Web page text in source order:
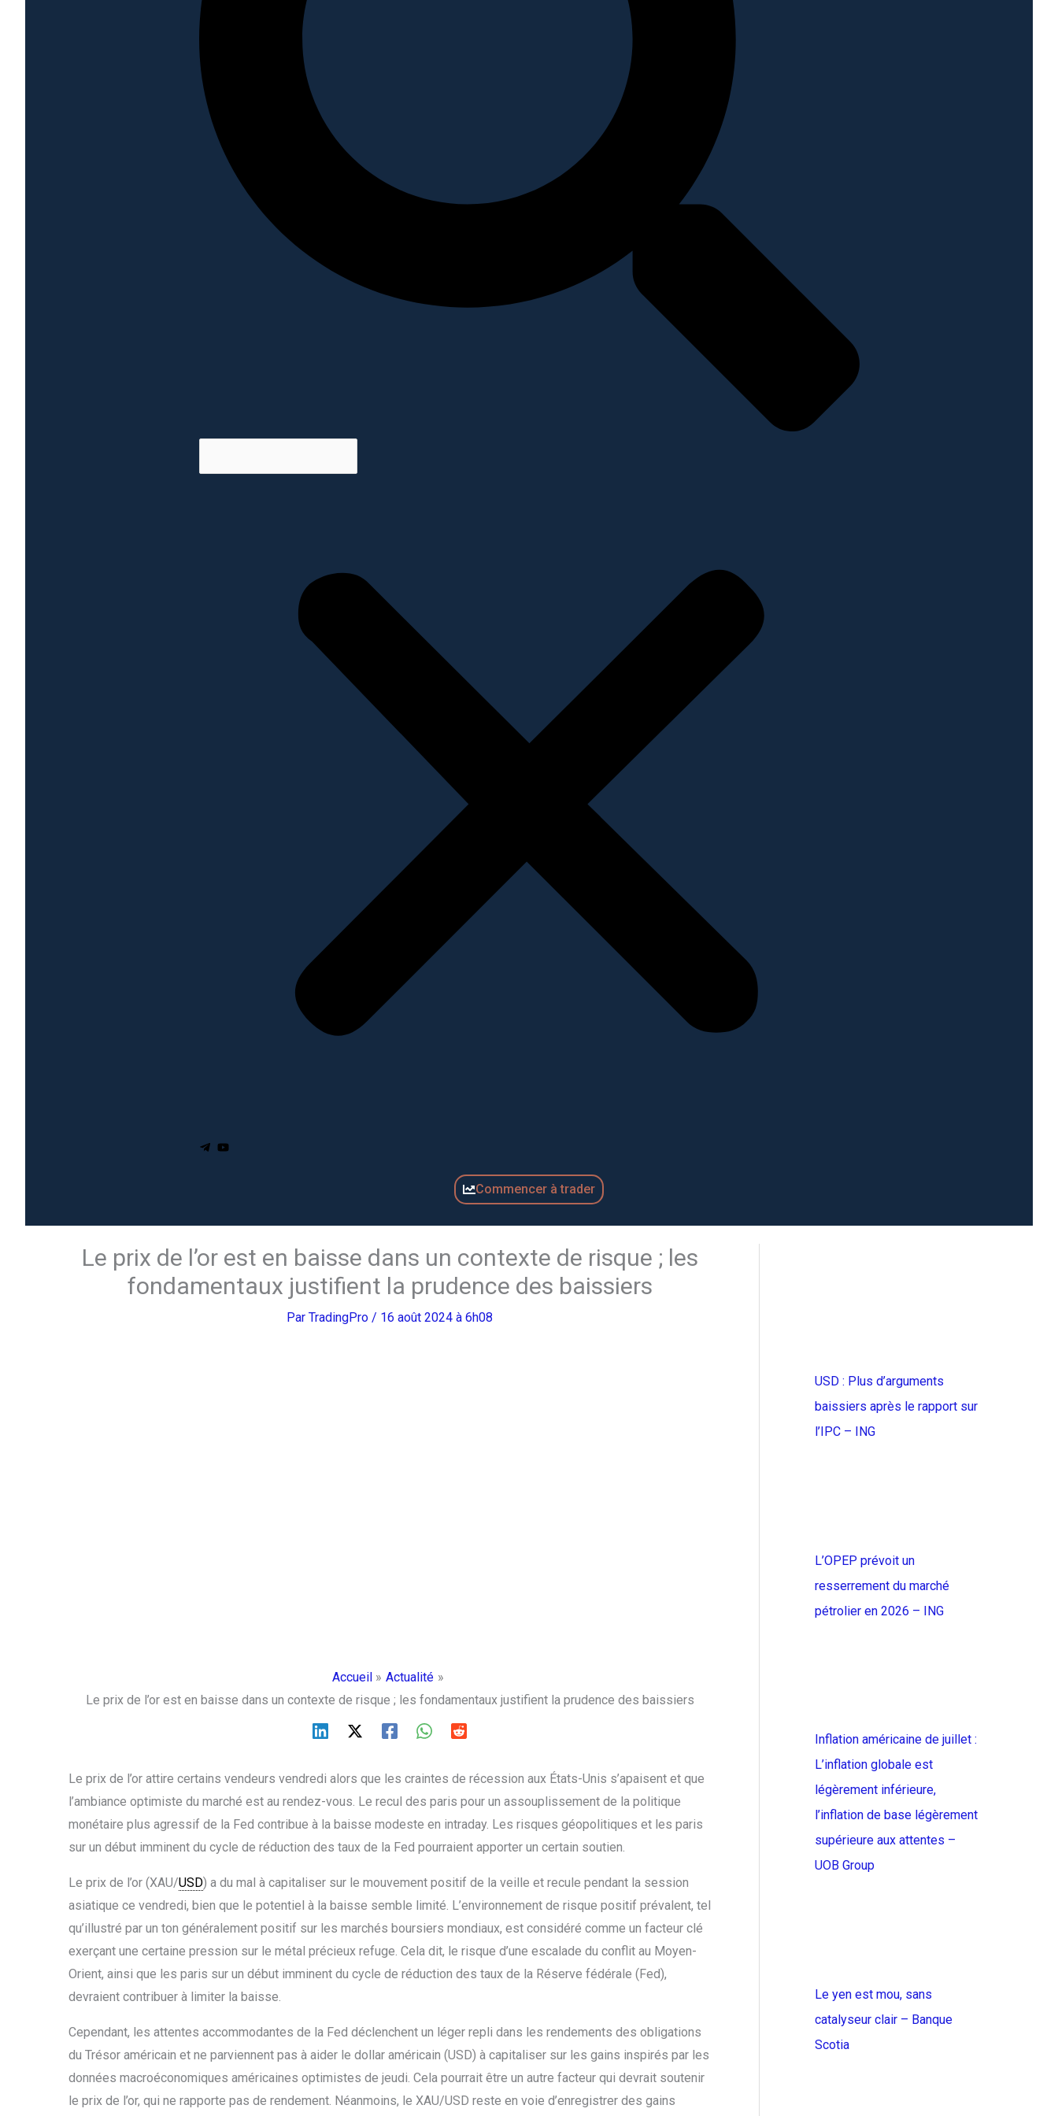
Commencer à trader
Le prix de l’or est en baisse dans un contexte de risque ; les
fondamentaux justifient la prudence des baissiers
ParTradingPro/ 16 août 2024 à 6h08
Accueil
Actualité
Le prix de l’or est en baisse dans un contexte de risque ; les fondamentaux justifient la prudence des baissiers
Le prix de l’or attire certains vendeurs vendredi alors que les craintes de récession aux États-Unis s’apaisent et que
l’ambiance optimiste du marché est au rendez-vous. Le recul des paris pour un assouplissement de la politique
monétaire plus agressif de la Fed contribue à la baisse modeste en intraday. Les risques géopolitiques et les paris
sur un début imminent du cycle de réduction des taux de la Fed pourraient apporter un certain soutien.
Le prix de l’or (XAU/USD) a du mal à capitaliser sur le mouvement positif de la veille et recule pendant la session
asiatique ce vendredi, bien que le potentiel à la baisse semble limité. L’environnement de risque positif prévalent, tel
qu’illustré par un ton généralement positif sur les marchés boursiers mondiaux, est considéré comme un facteur clé
exerçant une certaine pression sur le métal précieux refuge. Cela dit, le risque d’une escalade du conflit au Moyen-
Orient, ainsi que les paris sur un début imminent du cycle de réduction des taux de la Réserve fédérale (Fed),
devraient contribuer à limiter la baisse.
Cependant, les attentes accommodantes de la Fed déclenchent un léger repli dans les rendements des obligations
du Trésor américain et ne parviennent pas à aider le dollar américain (USD) à capitaliser sur les gains inspirés par les
données macroéconomiques américaines optimistes de jeudi. Cela pourrait être un autre facteur qui devrait soutenir
le prix de l’or, qui ne rapporte pas de rendement. Néanmoins, le XAU/USD reste en voie d’enregistrer des gains
USD : Plus d’arguments
baissiers après le rapport sur
l’IPC – ING
L’OPEP prévoit un
resserrement du marché
pétrolier en 2026 – ING
Inflation américaine de juillet :
L’inflation globale est
légèrement inférieure,
l’inflation de base légèrement
supérieure aux attentes –
UOB Group
Le yen est mou, sans
catalyseur clair – Banque
Scotia